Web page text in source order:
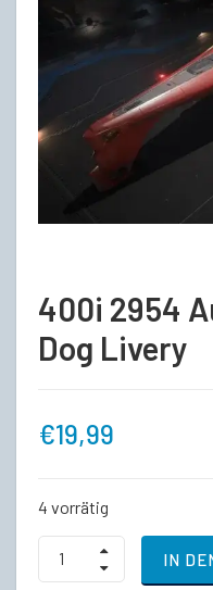
400i 2954
Dog Livery
€19,99
4 vorrätig
400i
2954
Auspicious
IN